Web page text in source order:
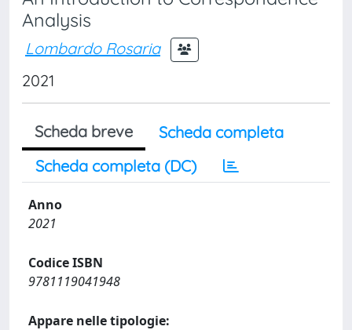
Analysis
Lombardo Rosaria
2021
Scheda breve
Scheda completa
Scheda completa (DC)
Anno
2021
Codice ISBN
9781119041948
Appare nelle tipologie: